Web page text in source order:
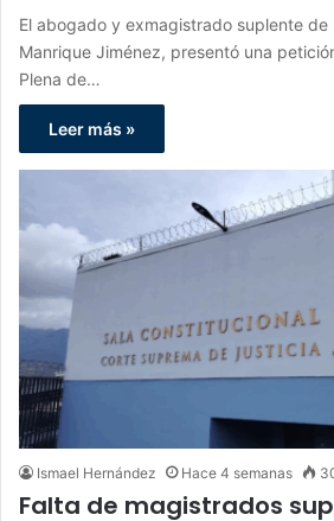
El abogado y exmagistrado suplente de
Manrique Jiménez, presentó una
Plena de…
Leer más »
Ismael Hernández Hace 4 semanas
Falta de magistrados